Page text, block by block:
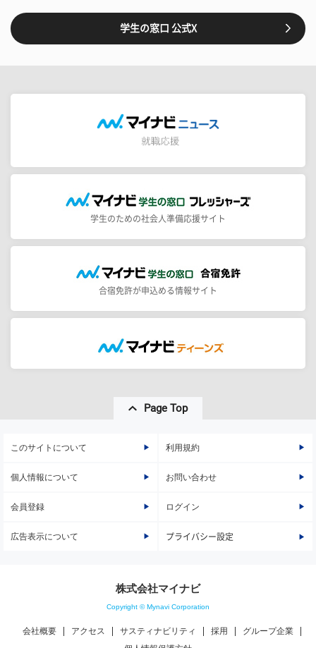
学生の窓口 公式X
学生のための社会人準備応援サイト
合宿免許が申込める情報サイト
Page Top
このサイトについて 利用規約
個人情報について お問い合わせ
会員登録 ログイン
広告表示について プライバシー設定
株式会社マイナビ
Copyright © Mynavi Corporation
会社概要 アクセス サスティナビリティ 採用
グループ企業